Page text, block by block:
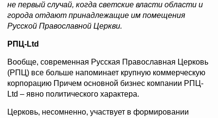
не первый случай, когда светские власти области и
города отдают принадлежащие им помещения
Русской Православной Церкви.
РПЦ-Ltd
Вообще, современная Русская Православная Церковь
(РПЦ) все больше напоминает крупную коммерческую
корпорацию Причем основной бизнес компании РПЦ-
Ltd – явно политического характера.
Церковь, несомненно, участвует в формировании